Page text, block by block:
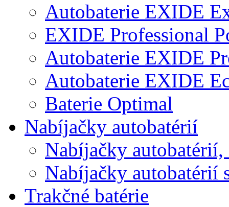
Autobaterie EXIDE
EXIDE Professional
Autobaterie EXIDE
Autobaterie EXIDE
Baterie Optimal
Nabíjačky autobatérií
Nabíjačky
Nabíjačky autobatérií
Trakčné batérie